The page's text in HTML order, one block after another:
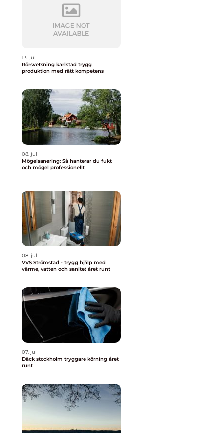
13. jul
Rörsvetsning karlstad trygg
produktion med rätt kompetens
08. jul
Mögelsanering: Så hanterar du fukt
och mögel professionellt
08. jul
VVS Strömstad - trygg hjälp med
värme, vatten och sanitet året runt
07. jul
Däck stockholm tryggare körning året
runt